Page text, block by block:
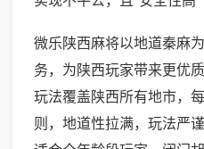
微乐陕西麻将以地道秦麻
务，为陕西玩家带来更优
玩法覆盖陕西所有地市，
则，地道性拉满，玩法严